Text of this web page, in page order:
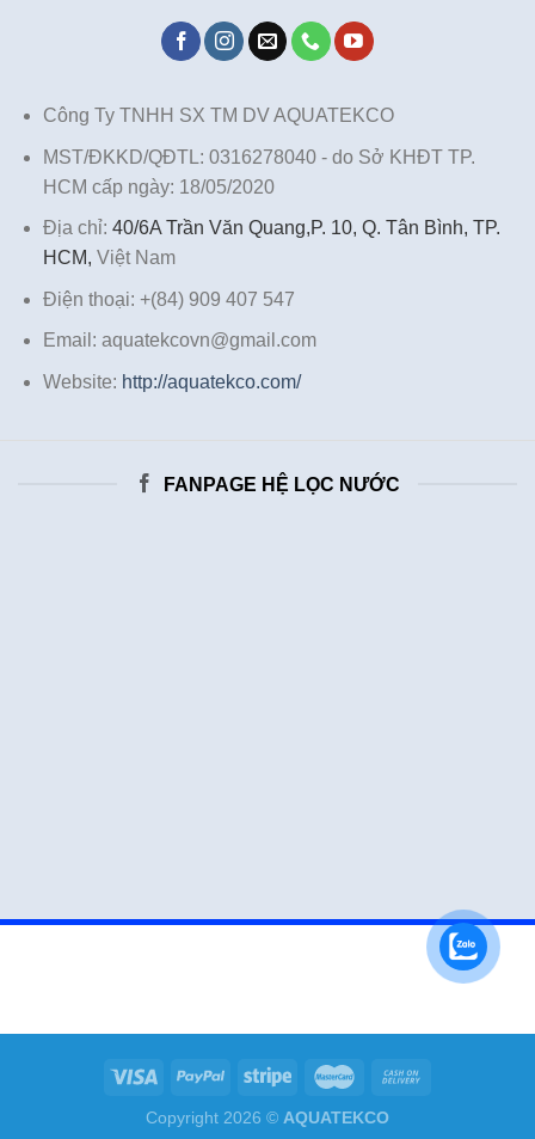
Công Ty TNHH SX TM DV AQUATEKCO
MST/ĐKKD/QĐTL: 0316278040 - do Sở KHĐT TP.
HCM cấp ngày: 18/05/2020
Địa chỉ: 40/6A Trần Văn Quang,P. 10, Q. Tân Bình, TP.
HCM, Việt Nam
Điện thoại: +(84) 909 407 547
Email: aquatekcovn@gmail.com
Website: http://aquatekco.com/
FANPAGE HỆ LỌC NƯỚC
Copyright 2026 © AQUATEKCO